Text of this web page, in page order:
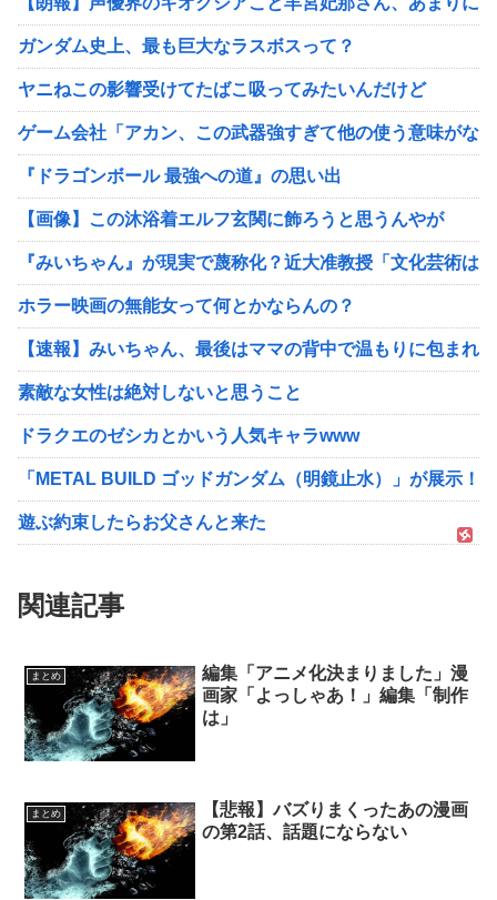
ガンダム史上、最も巨大なラスボスって？
ヤニねこの影響受けてたばこ吸ってみたいんだけど
ゲーム会社「アカン、この武器強すぎて他の使う意味が
『ドラゴンボール 最強への道』の思い出
【画像】この沐浴着エルフ玄関に飾ろうと思うんやが
『みいちゃん』が現実で蔑称化？近大准教授「文化芸術は
ホラー映画の無能女って何とかならんの？
【速報】みいちゃん、最後はママの背中で温もりに包まれ
素敵な女性は絶対しないと思うこと
ドラクエのゼシカとかいう人気キャラwww
「METAL BUILD ゴッドガンダム（明鏡止水）」が展示！
遊ぶ約束したらお父さんと来た
関連記事
まとめ
編集「アニメ化決まりました」漫
画家「よっしゃあ！」編集「制作
は」
まとめ
【悲報】バズりまくったあの漫画
の第2話、話題にならない